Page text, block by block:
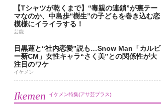
【Tシャツが乾くまで】“毒親の連鎖”が裏テー
マなのか、中島歩“樹生”の子どもを巻き込む恋
模様にイライラする！
芸能
目黒蓮と“社内恋愛”説も…Snow Man「カルビ
ー新CM」女性キャラ“さく美”との関係性が大
注目のワケ
イケメン
Ikemen イケメン特集(アサ芸プラス)